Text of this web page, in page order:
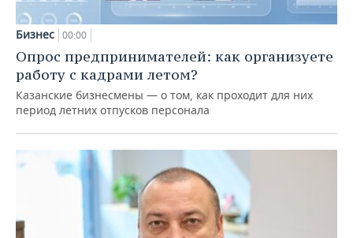
Бизнес 00:00
Опрос предпринимателей: как организуете
работу с кадрами летом?
Казанские бизнесмены — о том, как проходит для них
период летних отпусков персонала